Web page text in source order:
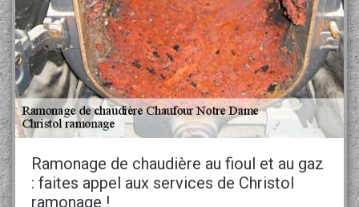
Ramonage de chaudière au fioul et au gaz
: faites appel aux services de Christol
ramonage !